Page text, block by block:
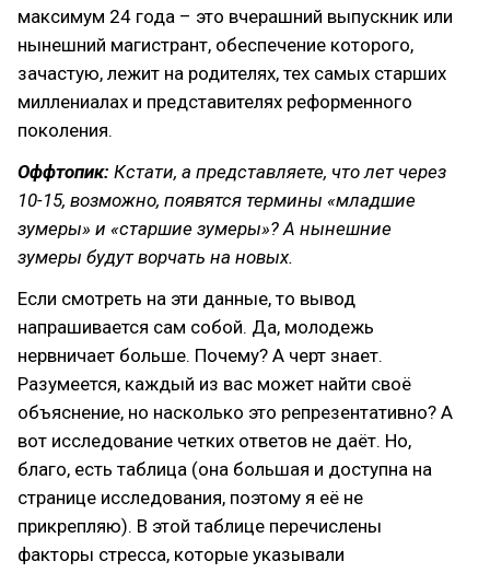
максимум 24 года – это вчерашний выпускник или
нынешний магистрант, обеспечение которого,
зачастую, лежит на родителях, тех самых старших
миллениалах и представителях реформенного
поколения.
Оффтопик: Кстати, а представляете, что лет через
10-15, возможно, появятся термины «младшие
зумеры» и «старшие зумеры»? А нынешние
зумеры будут ворчать на новых.
Если смотреть на эти данные, то вывод
напрашивается сам собой. Да, молодежь
нервничает больше. Почему? А черт знает.
Разумеется, каждый из вас может найти своё
объяснение, но насколько это репрезентативно? А
вот исследование четких ответов не даёт. Но,
благо, есть таблица (она большая и доступна на
странице исследования, поэтому я её не
прикрепляю). В этой таблице перечислены
факторы стресса, которые указывали